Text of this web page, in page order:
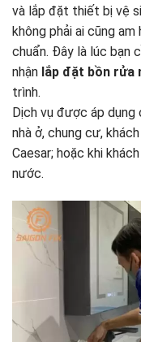
và lắp đặt thiết bị vệ
không phải ai cũng
chuẩn. Đây là lúc bạn
nhận lắp đặt bồn rửa
trình.
Dịch vụ được áp
nhà ở, chung cư,
Caesar; hoặc khi
nước.